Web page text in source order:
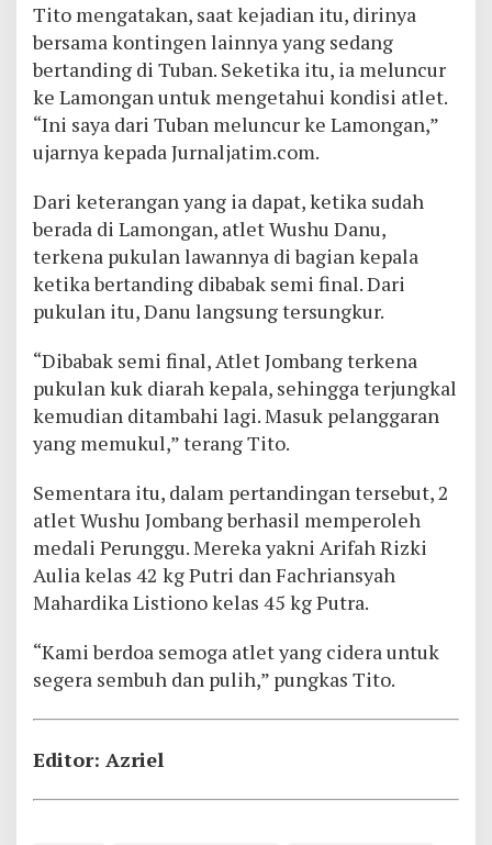
Tito mengatakan, saat kejadian itu, dirinya
bersama kontingen lainnya yang sedang
bertanding di Tuban. Seketika itu, ia meluncur
ke Lamongan untuk mengetahui kondisi atlet.
“Ini saya dari Tuban meluncur ke Lamongan,”
ujarnya kepada Jurnaljatim.com.
Dari keterangan yang ia dapat, ketika sudah
berada di Lamongan, atlet Wushu Danu,
terkena pukulan lawannya di bagian kepala
ketika bertanding dibabak semi final. Dari
pukulan itu, Danu langsung tersungkur.
“Dibabak semi final, Atlet Jombang terkena
pukulan kuk diarah kepala, sehingga terjungkal
kemudian ditambahi lagi. Masuk pelanggaran
yang memukul,” terang Tito.
Sementara itu, dalam pertandingan tersebut, 2
atlet Wushu Jombang berhasil memperoleh
medali Perunggu. Mereka yakni Arifah Rizki
Aulia kelas 42 kg Putri dan Fachriansyah
Mahardika Listiono kelas 45 kg Putra.
“Kami berdoa semoga atlet yang cidera untuk
segera sembuh dan pulih,” pungkas Tito.
Editor: Azriel